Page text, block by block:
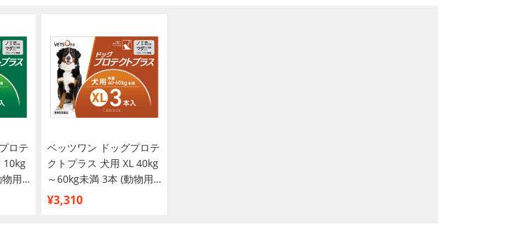
ロテ
10kg
用
ベッツワン ドッグプロテ
クトプラス 犬用 XL 40kg
～60kg未満 3本 (動物用
医薬品)
¥3,310